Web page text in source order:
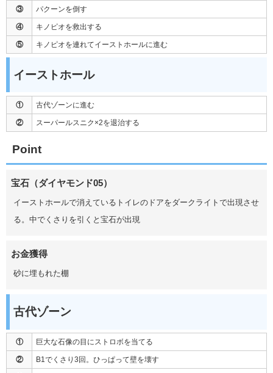
③ パクーンを倒す
④ キノピオを救出する
⑤ キノピオを連れてイーストホールに進む
イーストホール
① 古代ゾーンに進む
② スーパールスニク×2を退治する
Point
宝石（ダイヤモンド05）
イーストホールで消えているトイレのドアをダークライトで出現させ
る。中でくさりを引くと宝石が出現
お金獲得
砂に埋もれた棚
古代ゾーン
① 巨大な石像の目にストロボを当てる
② B1でくさり3回。ひっぱって壁を壊す